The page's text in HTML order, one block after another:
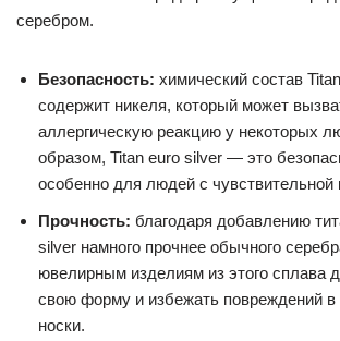
серебром.
Безопасность: химический состав
содержит никеля, который может
аллергическую реакцию у некоторых
образом, Titan euro silver — это
особенно для людей с чувствительной
Прочность: благодаря добавлению
silver намного прочнее обычного
ювелирным изделиям из этого сплава
свою форму и избежать повреждений в
носки.